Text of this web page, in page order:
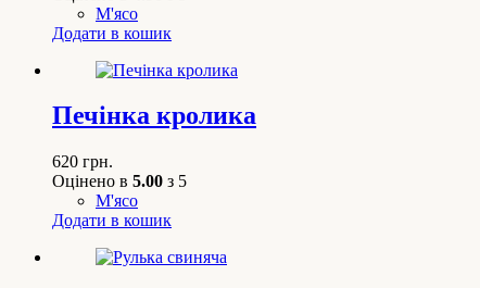
М'ясо
Додати в кошик
Печінка кролика
620 грн.
Оцінено в 5.00 з 5
М'ясо
Додати в кошик